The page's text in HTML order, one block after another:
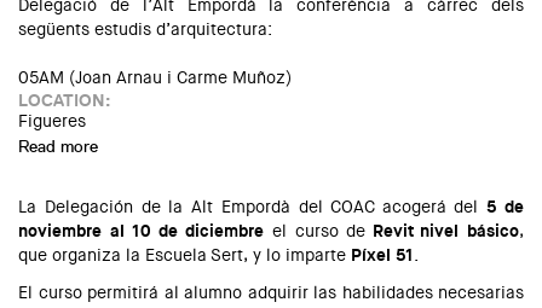
Delegació de l’Alt Empordà la conferència a càrrec dels
següents estudis d’arquitectura:
05AM (Joan Arnau i Carme Muñoz)
LOCATION:
Figueres
Read more
La Delegación de la Alt Empordà del COAC acogerá del5 de
noviembre al 10 de diciembre el curso de Revitnivel básico,
que organiza la Escuela Sert, y lo imparte Píxel 51.
El curso permitirá al alumno adquirir las habilidades necesarias